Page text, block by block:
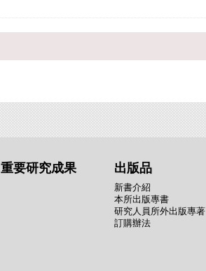
重要研究成果 出版品
新書介紹
本所出版專書
研究人員所外出版專著
訂購辦法